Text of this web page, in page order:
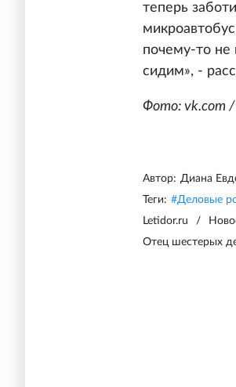
теперь
почему-то
сидим», -
Фото: vk.com
Автор: Диана
Теги: #Деловые
Letidor.ru
/
Отец шестерых